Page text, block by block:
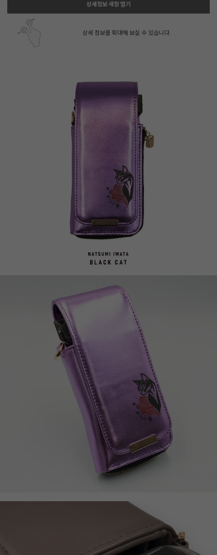
상세정보 새창 열기
상세 정보를 확대해 보실 수 있습니다.